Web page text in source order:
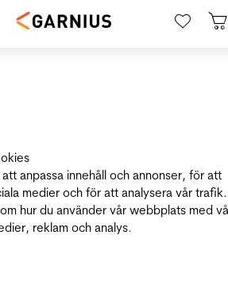
anpassa innehåll och annonser, för att
medier och för att analysera vår
hur du använder vår webbplats med
reklam och analys.